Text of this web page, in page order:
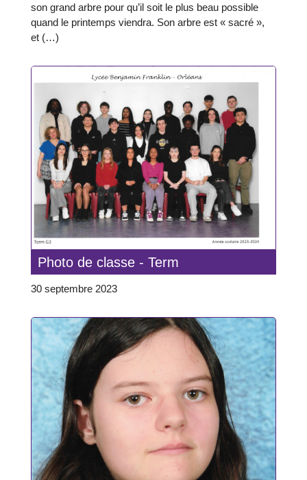
son grand arbre pour qu’il soit le plus beau possible
quand le printemps viendra. Son arbre est « sacré »,
et (…)
Photo de classe - Term
30 septembre 2023